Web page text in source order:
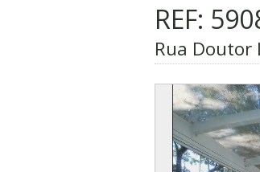
REF:
Rua Doutor